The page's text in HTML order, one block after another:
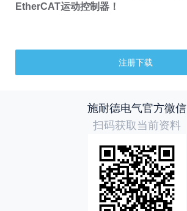
EtherCAT运动控制器！
注册下载
施耐德电气官方微信
扫码获取当前资料